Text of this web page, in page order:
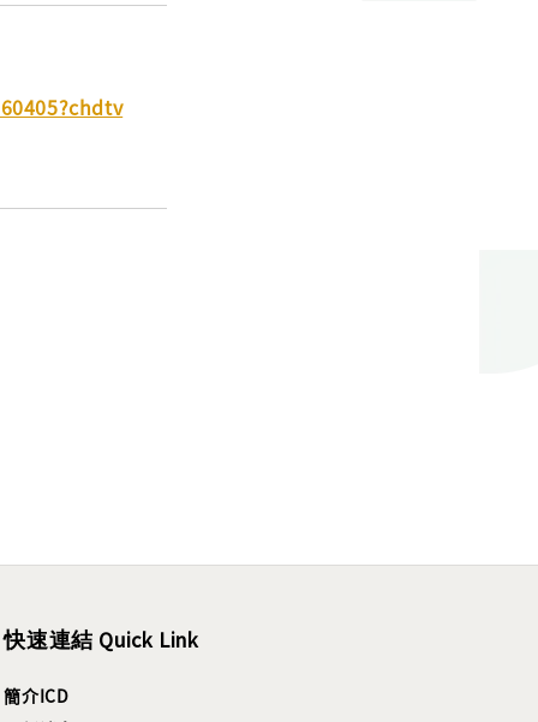
快速連結 Quick Link
簡介ICD